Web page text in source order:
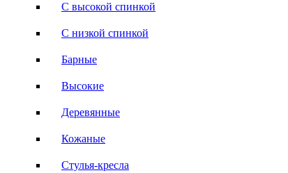
С высокой спинкой
С низкой спинкой
Барные
Высокие
Деревянные
Кожаные
Стулья-кресла